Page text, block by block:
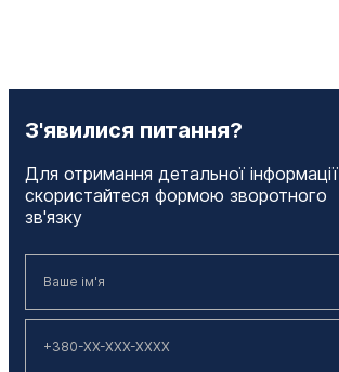
З'явилися питання?
Для отримання детальної інформації
скористайтеся формою зворотного
зв'язку